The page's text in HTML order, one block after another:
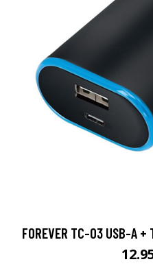
FOREVER TC-03 USB-A +